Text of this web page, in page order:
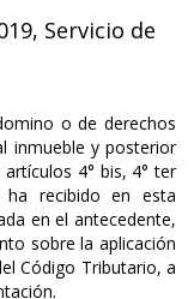
Servicio de
o de derechos
inmueble y posterior
4° bis, 4° ter
recibido en esta
en el antecedente,
sobre la aplicación
Código Tributario, a